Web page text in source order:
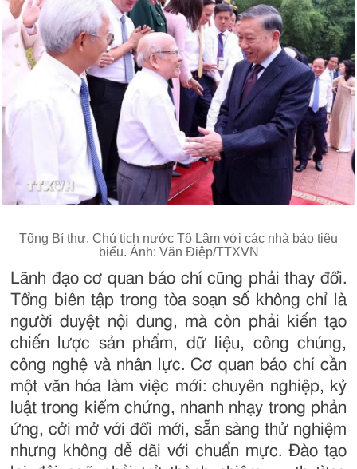
Tổng Bí thư, Chủ tịch nước Tô Lâm với các nhà báo tiêu
biểu. Ảnh: Văn Điệp/TTXVN
Lãnh đạo cơ quan báo chí cũng phải thay đổi.
Tổng biên tập trong tòa soạn số không chỉ là
người duyệt nội dung, mà còn phải kiến tạo
chiến lược sản phẩm, dữ liệu, công chúng,
công nghệ và nhân lực. Cơ quan báo chí cần
một văn hóa làm việc mới: chuyên nghiệp, kỷ
luật trong kiểm chứng, nhanh nhạy trong phản
ứng, cởi mở với đổi mới, sẵn sàng thử nghiệm
nhưng không dễ dãi với chuẩn mực. Đào tạo